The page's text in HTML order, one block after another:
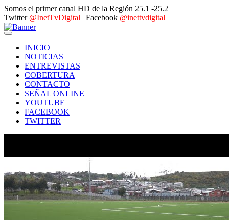
Somos el primer canal HD de la Región 25.1 -25.2
Twitter @InetTvDigital | Facebook @inettvdigital
INICIO
NOTICIAS
ENTREVISTAS
COBERTURA
CONTACTO
SEÑAL ONLINE
YOUTUBE
FACEBOOK
TWITTER